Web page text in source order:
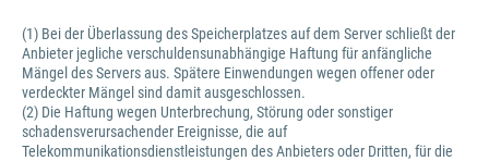
(1) Bei der Überlassung des Speicherplatzes auf dem Server schließt der
Anbieter jegliche verschuldensunabhängige Haftung für anfängliche
Mängel des Servers aus. Spätere Einwendungen wegen offener oder
verdeckter Mängel sind damit ausgeschlossen.
(2) Die Haftung wegen Unterbrechung, Störung oder sonstiger
schadensverursachender Ereignisse, die auf
Telekommunikationsdienstleistungen des Anbieters oder Dritten, für die